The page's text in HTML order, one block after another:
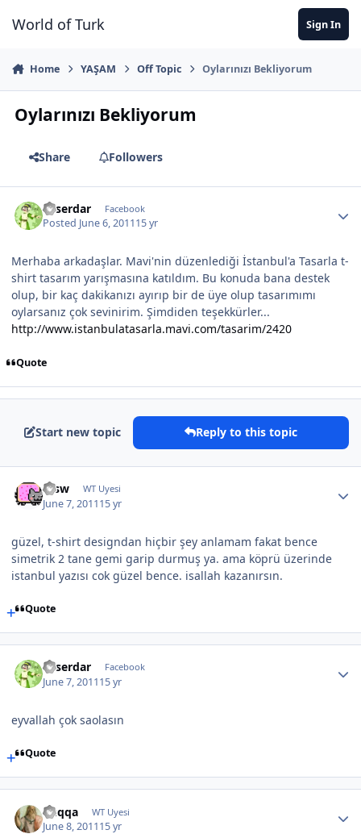
World of Turk Sign In
Home YAŞAM Off Topic Oylarınızı Bekliyorum
Oylarınızı Bekliyorum
Share Followers
aliserdar Facebook
Posted June 6, 201115 yr
Merhaba arkadaşlar. Mavi'nin düzenlediği İstanbul'a Tasarla t-
shirt tasarım yarışmasına katıldım. Bu konuda bana destek
olup, bir kaç dakikanızı ayırıp bir de üye olup tasarımımı
oylarsanız çok sevinirim. Şimdiden teşekkürler...
http://www.istanbulatasarla.mavi.com/tasarim/2420
Quote
Start new topic Reply to this topic
etsw WT Uyesi
June 7, 201115 yr
güzel, t-shirt designdan hiçbir şey anlamam fakat bence
simetrik 2 tane gemi garip durmuş ya. ama köprü üzerinde
istanbul yazısı cok güzel bence. isallah kazanırsın.
Quote
aliserdar Facebook
June 7, 201115 yr
eyvallah çok saolasın
Quote
Cuqqa WT Uyesi
June 8, 201115 yr